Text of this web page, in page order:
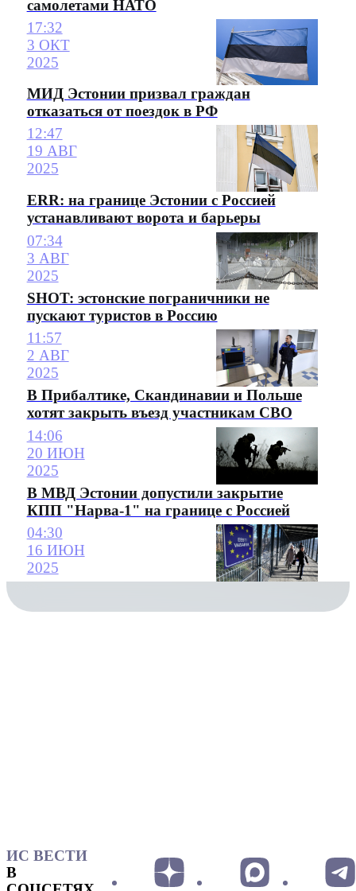
самолетами НАТО
17:32
3 ОКТ
2025
МИД Эстонии призвал граждан
отказаться от поездок в РФ
12:47
19 АВГ
2025
ERR: на границе Эстонии с Россией
устанавливают ворота и барьеры
07:34
3 АВГ
2025
SHOT: эстонские пограничники не
пускают туристов в Россию
11:57
2 АВГ
2025
В Прибалтике, Скандинавии и Польше
хотят закрыть въезд участникам СВО
14:06
20 ИЮН
2025
В МВД Эстонии допустили закрытие
КПП "Нарва-1" на границе с Россией
04:30
16 ИЮН
2025
ИС ВЕСТИ
В